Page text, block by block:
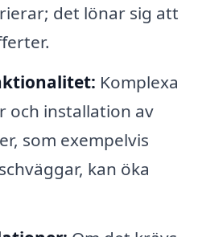
det lönar sig att
Komplexa
och installation av
som exempelvis
kan öka